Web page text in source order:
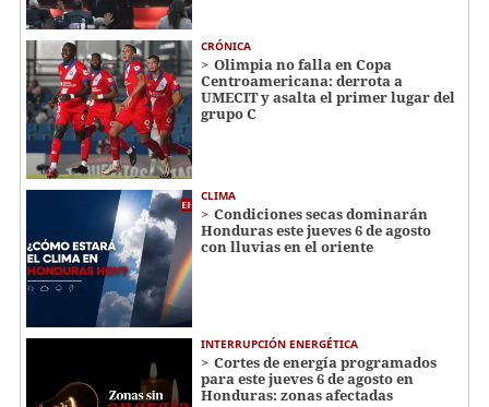
CRÓNICA
Olimpia no falla en Copa
Centroamericana: derrota a
UMECIT y asalta el primer lugar del
grupo C
CLIMA
Condiciones secas dominarán
Honduras este jueves 6 de agosto
con lluvias en el oriente
INTERRUPCIÓN ENERGÉTICA
Cortes de energía programados
para este jueves 6 de agosto en
Honduras: zonas afectadas